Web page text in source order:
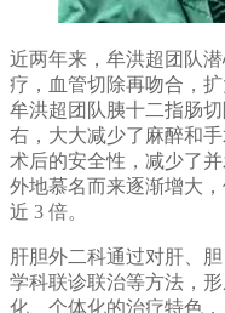
近两年来，牟洪超团队
疗，血管切除再吻合，
牟洪超团队胰十二指肠
右，大大减少了麻醉和
术后的安全性，减少了
外地慕名而来逐渐增大
近 3 倍。
肝胆外二科通过对肝、
学科联诊联治等方法，
化、个体化的治疗特色